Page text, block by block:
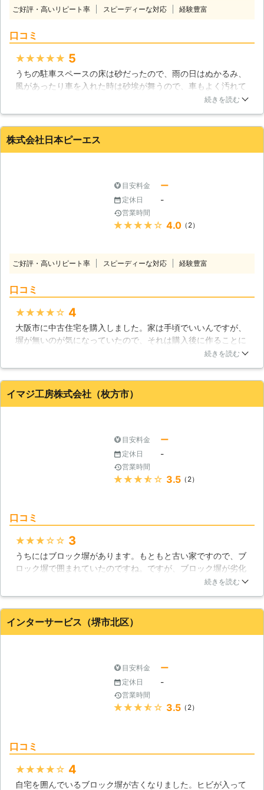
ご好評・高いリピート率 スピーディーな対応 経験豊富
口コミ
★★★★★ 5
うちの駐車スペースの床は砂だったので、雨の日はぬかるみ、
風があったり車を入れた時は砂埃が舞うので、車もよく汚れて
不便でした。こちらの業者さんに相談し、今回思い切ってコン
クリートになって車も汚れず、出し入れの際の車体の揺れも少
なくなり、快適です。
続きを読む
株式会社日本ピーエス
目安料金 ー
定休日 -
営業時間
★★★★★ 4.0（2）
ご好評・高いリピート率 スピーディーな対応 経験豊富
口コミ
★★★★★ 4
大阪市に中古住宅を購入しました。家は手頃でいいんですが、
塀が無いのが気になっていたので、それは購入後に作ることに
していたんです。引越し後、いろいろ探して費用の面や工期な
たので、防犯上も満足しています。
大阪府 大阪市淀川区 2016年12月21日
続きを読む
イマジ工房株式会社（枚方市）
目安料金 ー
定休日 -
営業時間
★★★★★ 3.5（2）
口コミ
★★★★★ 3
うちにはブロック塀があります。もともと古い家ですので、ブ
ロック塀で囲まれていたのですね。ですが、ブロック塀が劣化
してきたため、壊れる恐れがあったのです。そこで、ブロック
たので助かりました。
大阪府 枚方市 2016年12月27日
続きを読む
インターサービス（堺市北区）
目安料金 ー
定休日 -
営業時間
★★★★★ 3.5（2）
口コミ
★★★★★ 4
自宅を囲んでいるブロック塀が古くなりました。ヒビが入って